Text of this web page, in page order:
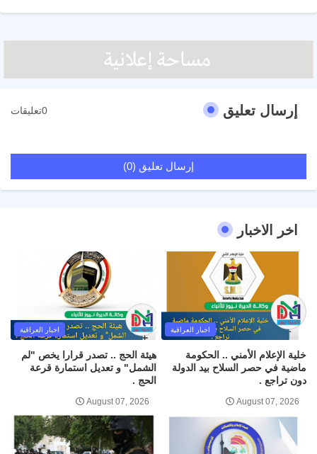
إرسال تعليق 0تعليقات
إرسال تعليق (0)
اخر الاخبار
اخبار العراقية
خلية الإعلام الأمني .. الحكومة
ماضية في حصر السلاح بيد الدولة
دون تراجع .
August 07, 2026
اخبار العراقية
هيئة الحج .. تصدر قرارا يخص "لم
الشمل" و تعديل استمارة قرعة
الحج .
August 07, 2026